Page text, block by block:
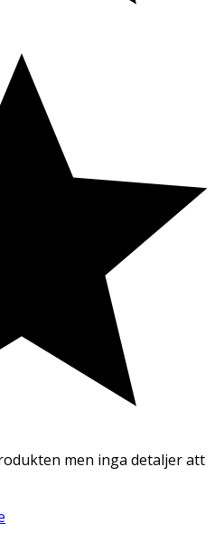
men inga detaljer att